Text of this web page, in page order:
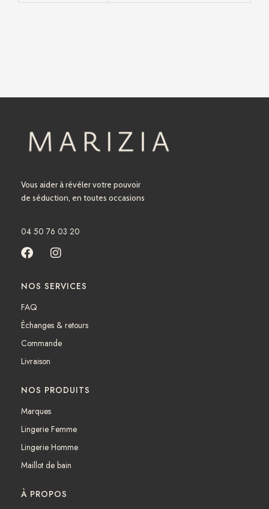
Vous aider à révéler votre pouvoir
de séduction, en toutes occasions
04 50 76 03 20
F
e
b
o
k
I
t
r
a
NOS SERVICES
FAQ
Échanges & retours
Commande
Livraison
NOS PRODUITS
Marques
Lingerie Femme
Lingerie Homme
Maillot de bain
À PROPOS